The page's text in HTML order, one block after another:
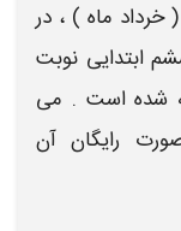
خرداد ماه ) ، در
ابتدایی نوبت
شده است . می
رایگان آن